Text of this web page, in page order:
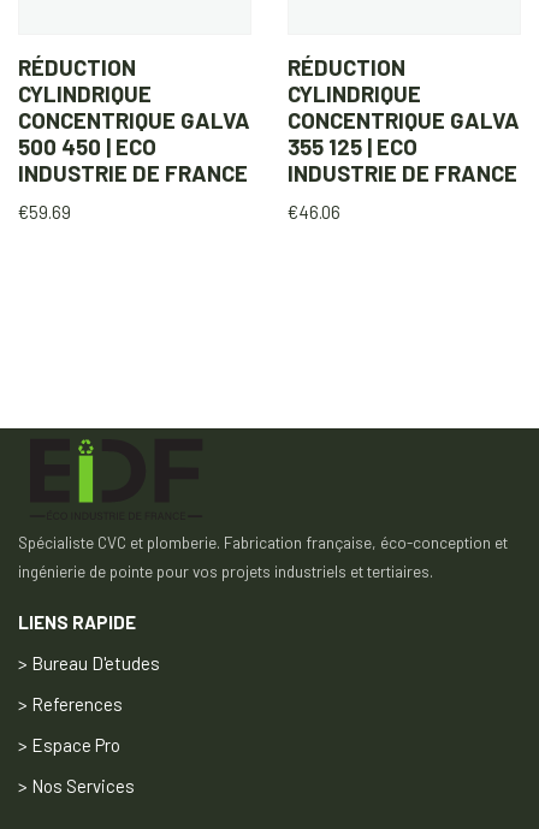
RÉDUCTION
CYLINDRIQUE
CONCENTRIQUE GALVA
500 450 | ECO
INDUSTRIE DE FRANCE
€59.69
RÉDUCTION
CYLINDRIQUE
CONCENTRIQUE GALVA
355 125 | ECO
INDUSTRIE DE FRANCE
€46.06
Spécialiste CVC et plomberie. Fabrication française, éco-conception et
ingénierie de pointe pour vos projets industriels et tertiaires.
LIENS RAPIDE
> Bureau D'etudes
> References
> Espace Pro
> Nos Services